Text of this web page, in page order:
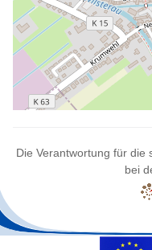
Die Verantwortung für die
bei